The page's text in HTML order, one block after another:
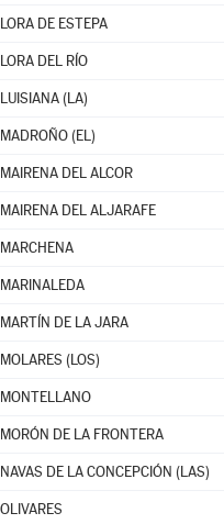
LORA DE ESTEPA
LORA DEL RÍO
LUISIANA (LA)
MADROÑO (EL)
MAIRENA DEL ALCOR
MAIRENA DEL ALJARAFE
MARCHENA
MARINALEDA
MARTÍN DE LA JARA
MOLARES (LOS)
MONTELLANO
MORÓN DE LA FRONTERA
NAVAS DE LA CONCEPCIÓN (LAS)
OLIVARES